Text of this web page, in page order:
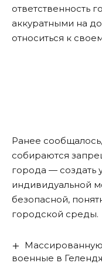
ответственность
аккуратными на
относиться к
Ранее
собираются
города — создать
индивидуальной
безопасной,
городской среды.
военные в